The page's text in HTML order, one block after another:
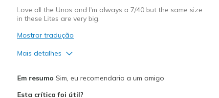
Love all the Unos and I'm always a 7/40 but the same size
in these Lites are very big.
Mostrar tradução
Mais detalhes
Em resumo Sim, eu recomendaria a um amigo
Esta crítica foi útil?